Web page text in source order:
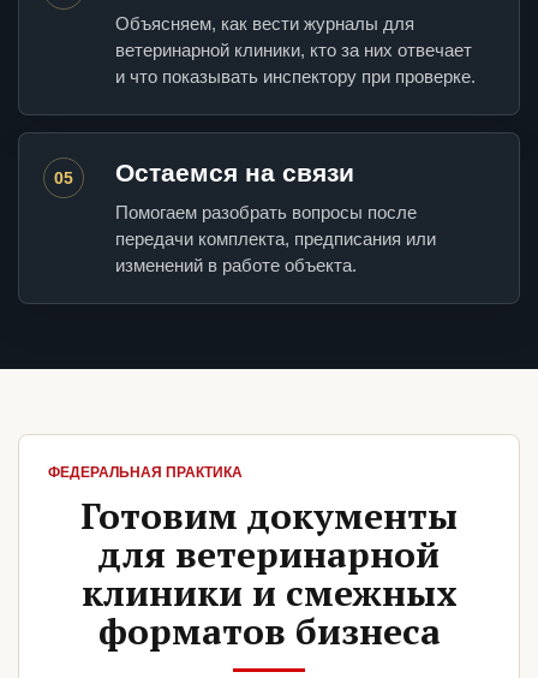
Объясняем, как вести журналы для
ветеринарной клиники, кто за них отвечает
и что показывать инспектору при проверке.
05 Остаемся на связи
Помогаем разобрать вопросы после
передачи комплекта, предписания или
изменений в работе объекта.
ФЕДЕРАЛЬНАЯ ПРАКТИКА
Готовим документы
для ветеринарной
клиники и смежных
форматов бизнеса